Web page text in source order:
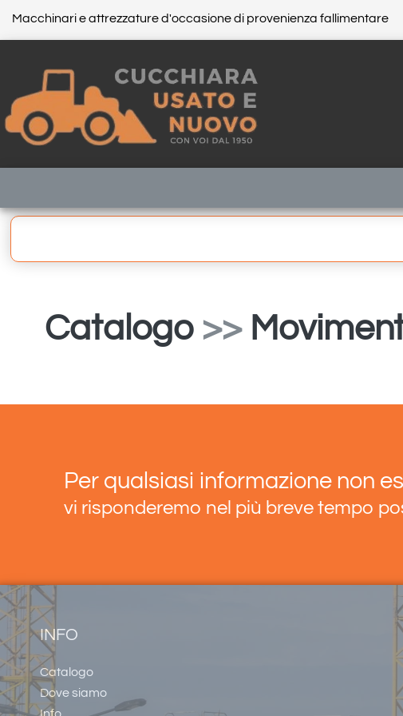
Macchinari e attrezzature d'occasione di provenienza fallimentare
Catalogo >>
Per qualsiasi informazione non
vi risponderemo nel più breve tempo
INFO
Catalogo
Dove siamo